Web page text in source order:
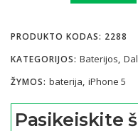
5
1440
mAh
PRODUKTO KODAS: 2288
KATEGORIJOS: Baterijos,
ŽYMOS: baterija, iPhone 5
Pasikeiskite